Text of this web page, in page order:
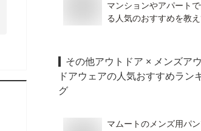
マンションやアパートで
る人気のおすすめを教え
その他アウトドア × メンズア
ドアウェアの人気おすすめラン
グ
マムートのメンズ用パン